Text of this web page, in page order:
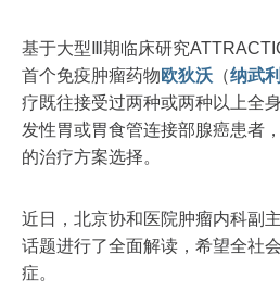
基于大型Ⅲ期临床研究
首个免疫肿瘤药物欧狄沃 （纳武
疗既往接受过两种或两种以上全
发性胃或胃食管连接部腺癌患者
的治疗方案选择。
近日，北京协和医院肿瘤内科副
话题进行了全面解读，希望全社
症。